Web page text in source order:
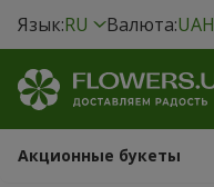
Язык:RU Валюта:UAH
Акционные букеты